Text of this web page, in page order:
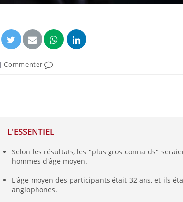
|Commenter
L'ESSENTIEL
Selon les résultats, les "plus gros connards"
hommes d'âge moyen.
L'âge moyen des participants était 32 ans, et ils
anglophones.